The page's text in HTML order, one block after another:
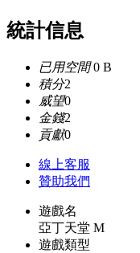
統計信息
已用空間0 B
積分2
威望0
金錢2
貢獻0
線上客服
贊助我們
遊戲名
亞丁天堂 M
遊戲類型